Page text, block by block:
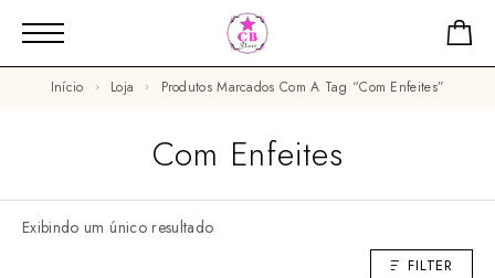
Início Loja Produtos Marcados Com A Tag “com Enfeites”
Com Enfeites
Exibindo um único resultado
FILTER